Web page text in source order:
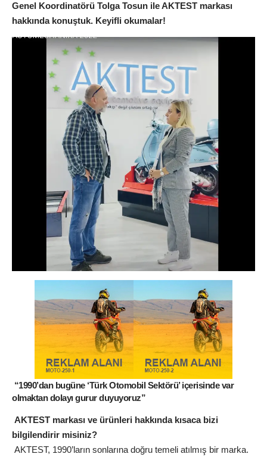
Genel Koordinatörü Tolga Tosun ile AKTEST markası
hakkında konuştuk. Keyifli okumalar!
“1990’dan bugüne ‘Türk Otomobil Sektörü’ içerisinde var
olmaktan dolayı gurur duyuyoruz”
AKTEST markası ve ürünleri hakkında kısaca bizi
bilgilendirir misiniz?
AKTEST, 1990’ların sonlarına doğru temeli atılmış bir marka.